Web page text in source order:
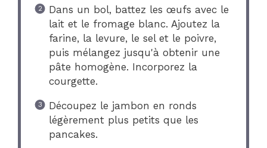
Dans un bol, battez les œufs avec le
lait et le fromage blanc. Ajoutez la
farine, la levure, le sel et le poivre,
puis mélangez jusqu'à obtenir une
pâte homogène. Incorporez la
courgette.
Découpez le jambon en ronds
légèrement plus petits que les
pancakes.